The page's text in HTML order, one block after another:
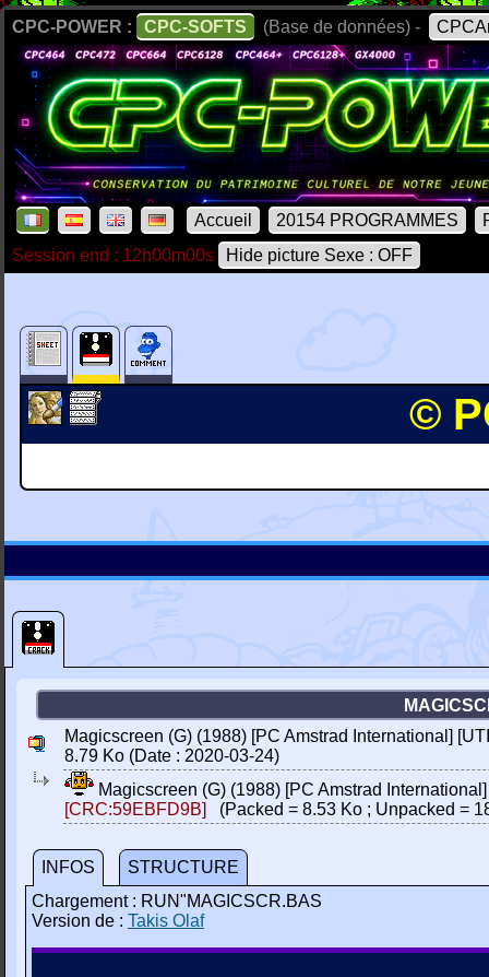
CPC-POWER : CPC-SOFTS (Base de données) -
Accueil 20154 PROGRAMMES
Session end : 12h00m00s
Hide picture Sexe : OFF
©
Magicscreen (G) (1988) [PC Amstrad International]
8.79 Ko (Date : 2020-03-24)
Magicscreen (G) (1988) [PC Amstrad
[CRC:59EBFD9B]
(Packed = 8.53 Ko ; Unpacked =
INFOS
STRUCTURE
Chargement : RUN"MAGICSCR.BAS
Version de : Takis Olaf